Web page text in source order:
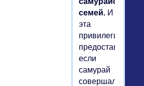
семей. И
эта
привилегия
если
самурай
совершал